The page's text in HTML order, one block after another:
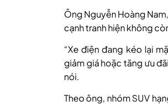
Ông Nguyễn Hoàng
cạnh tranh hiện không
“Xe điện đang kéo lại
giảm giá hoặc tăng ưu
nói.
Theo ông, nhóm SUV